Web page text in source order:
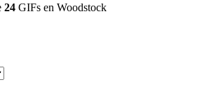
24 GIFs en Woodstock